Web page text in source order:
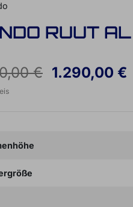
RUUT
€ 1.290,00 €